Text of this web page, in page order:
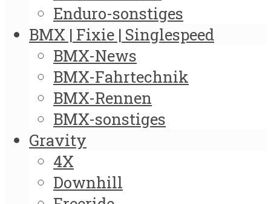
Enduro-sonstiges
BMX | Fixie | Singlespeed
BMX-News
BMX-Fahrtechnik
BMX-Rennen
BMX-sonstiges
Gravity
4X
Downhill